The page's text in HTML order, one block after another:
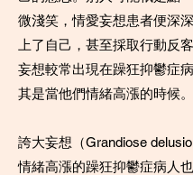
微淺笑，情愛妄想患者便深
上了自己，甚至採取行動反
妄想較常出現在躁狂抑鬱症
其是當他們情緒高漲的時候。
誇大妄想（Grandiose
情緒高漲的躁狂抑鬱症病人